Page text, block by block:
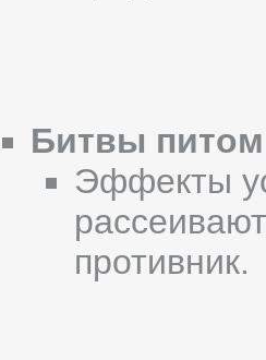
Битвы
Эффекты
противник.